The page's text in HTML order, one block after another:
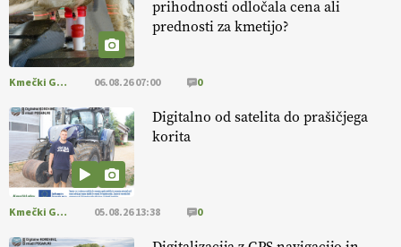
[EKOloško = LOGIČNO ]
Danes ni pomembna le količina hrane,
ampak tudi način njene pridelave
@EUAgri #imcap #cap #blog https://t.co/2sllAmcKwG
[EKOloško = LOGIČNO
prilagojene sorte
so temelj uspešne ekološke pridelave.
https://t.co/OQSsax7l8V @EUAgri #IMCAP #CAP
https://t.co/PAL0zlhVia
prihodnosti odločala cena ali
prednosti za kmetijo?
Kmečki Glas 06.08.26 07:00 0
Digitalno od satelita do prašičjega
korita
Kmečki Glas 05.08.26 13:38 0